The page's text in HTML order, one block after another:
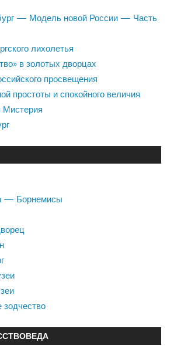
— Модель новой России — Часть
лихолетья
в золотых дворцах
просвещения
простоты и спокойного величия
Мистерия
— Борнемисы
зодчество